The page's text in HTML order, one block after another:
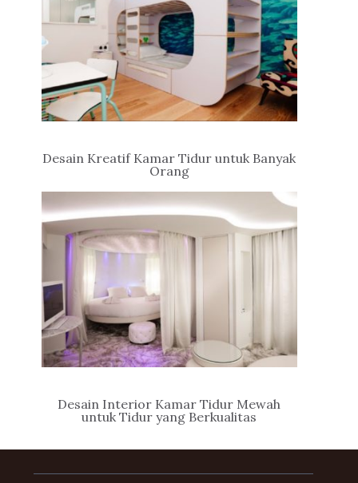
Desain Kreatif Kamar Tidur untuk Banyak
Orang
Desain Interior Kamar Tidur Mewah
untuk Tidur yang Berkualitas